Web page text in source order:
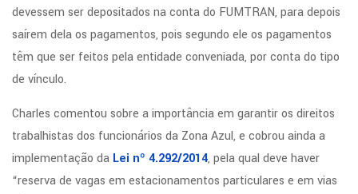
devessem ser depositados na conta do FUMTRAN, para depois
saírem dela os pagamentos, pois segundo ele os pagamentos
têm que ser feitos pela entidade conveniada, por conta do tipo
de vínculo.
Charles comentou sobre a importância em garantir os direitos
trabalhistas dos funcionários da Zona Azul, e cobrou ainda a
implementação da Lei nº 4.292/2014, pela qual deve haver
“reserva de vagas em estacionamentos particulares e em vias